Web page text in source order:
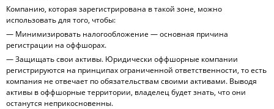
Компанию, которая зарегистрирована в такой зоне, можно
использовать для того, чтобы:
— Минимизировать налогообложение — основная причина
регистрации на оффшорах.
— Защищать свои активы. Юридически оффшорные компании
регистрируются на принципах ограниченной ответственности, то есть
компания не отвечает по обязательствам своими активами. Выводя
активы в оффшорные территории, владелец будет знать, что они
останутся неприкосновенны.